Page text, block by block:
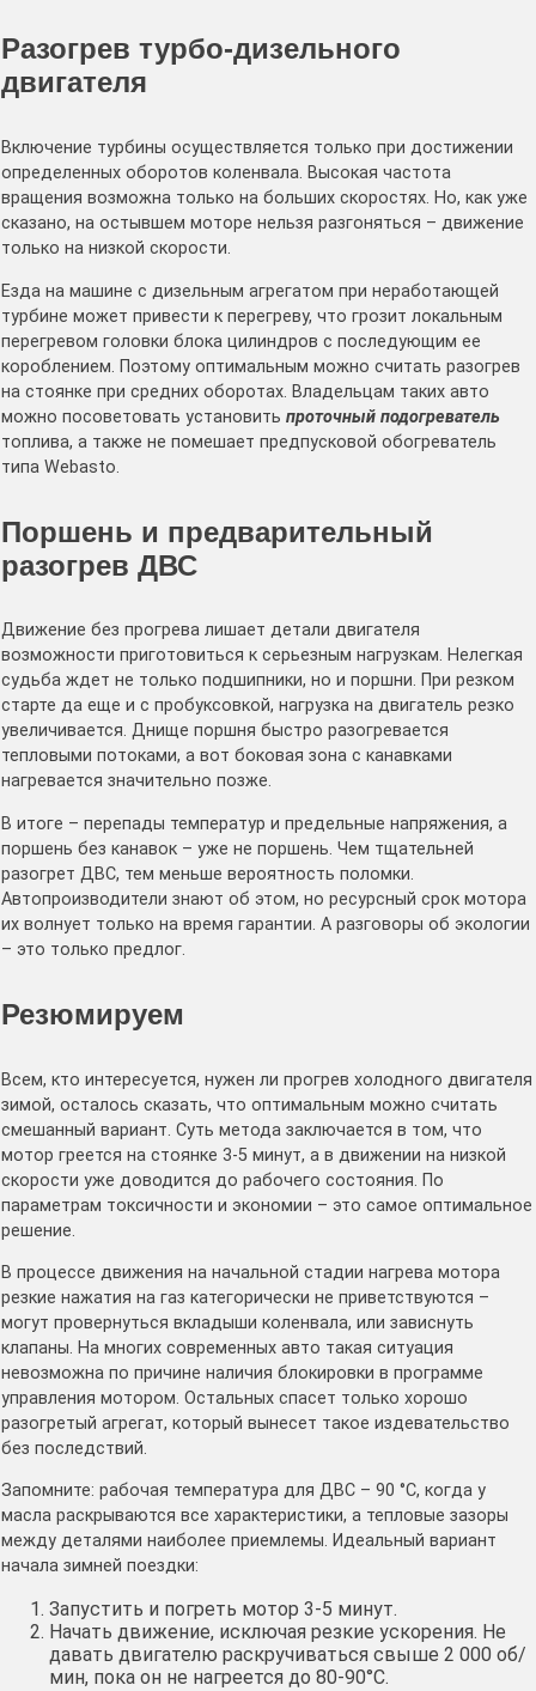
Разогрев турбо-дизельного
двигателя
Включение турбины осуществляется только при достижении
определенных оборотов коленвала. Высокая частота
вращения возможна только на больших скоростях. Но, как уже
сказано, на остывшем моторе нельзя разгоняться – движение
только на низкой скорости.
Езда на машине с дизельным агрегатом при неработающей
турбине может привести к перегреву, что грозит локальным
перегревом головки блока цилиндров с последующим ее
короблением. Поэтому оптимальным можно считать разогрев
на стоянке при средних оборотах. Владельцам таких авто
можно посоветовать установить проточный подогреватель
топлива, а также не помешает предпусковой обогреватель
типа Webasto.
Поршень и предварительный
разогрев ДВС
Движение без прогрева лишает детали двигателя
возможности приготовиться к серьезным нагрузкам. Нелегкая
судьба ждет не только подшипники, но и поршни. При резком
старте да еще и с пробуксовкой, нагрузка на двигатель резко
увеличивается. Днище поршня быстро разогревается
тепловыми потоками, а вот боковая зона с канавками
нагревается значительно позже.
В итоге – перепады температур и предельные напряжения, а
поршень без канавок – уже не поршень. Чем тщательней
разогрет ДВС, тем меньше вероятность поломки.
Автопроизводители знают об этом, но ресурсный срок мотора
их волнует только на время гарантии. А разговоры об экологии
– это только предлог.
Резюмируем
Всем, кто интересуется, нужен ли прогрев холодного двигателя
зимой, осталось сказать, что оптимальным можно считать
смешанный вариант. Суть метода заключается в том, что
мотор греется на стоянке 3-5 минут, а в движении на низкой
скорости уже доводится до рабочего состояния. По
параметрам токсичности и экономии – это самое оптимальное
решение.
В процессе движения на начальной стадии нагрева мотора
резкие нажатия на газ категорически не приветствуются –
могут провернуться вкладыши коленвала, или зависнуть
клапаны. На многих современных авто такая ситуация
невозможна по причине наличия блокировки в программе
управления мотором. Остальных спасет только хорошо
разогретый агрегат, который вынесет такое издевательство
без последствий.
Запомните: рабочая температура для ДВС – 90 °C, когда у
масла раскрываются все характеристики, а тепловые зазоры
между деталями наиболее приемлемы. Идеальный вариант
начала зимней поездки:
Запустить и погреть мотор 3-5 минут.
Начать движение, исключая резкие ускорения. Не
давать двигателю раскручиваться свыше 2 000 об/
мин, пока он не нагреется до 80-90°C.